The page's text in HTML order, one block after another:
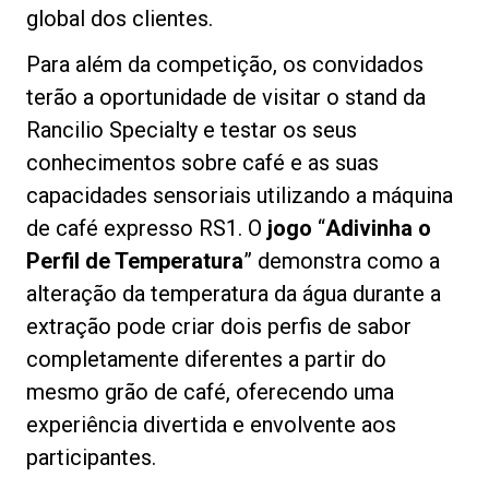
global dos clientes.
Para além da competição, os convidados
terão a oportunidade de visitar o stand da
Rancilio Specialty e testar os seus
conhecimentos sobre café e as suas
capacidades sensoriais utilizando a máquina
de café expresso RS1. O jogo “Adivinha o
Perfil de Temperatura” demonstra como a
alteração da temperatura da água durante a
extração pode criar dois perfis de sabor
completamente diferentes a partir do
mesmo grão de café, oferecendo uma
experiência divertida e envolvente aos
participantes.